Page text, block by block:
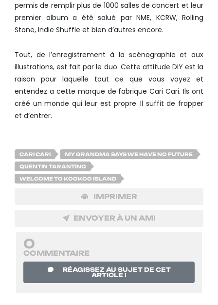
permis de remplir plus de 1000 salles de concert et leur
premier album a été salué par NME, KCRW, Rolling
Stone, Indie Shuffle et bien d’autres encore.
Tout, de l’enregistrement à la scénographie et aux
illustrations, est fait par le duo. Cette attitude DIY est la
raison pour laquelle tout ce que vous voyez et
entendez a cette marque de fabrique Cari Cari. Ils ont
créé un monde qui leur est propre. Il suffit de frapper
et d’entrer.
CARI CARI MY GRANDMA SAYS WE HAVE NO FUTURE
QUENTIN TARANTINO
WELCOME TO KOOKOO ISLAND
IMPRIMER
ENVOYER À UN AMI
0
COMMENTAIRE
RÉAGISSEZ AU SUJET DE CET
ARTICLE !